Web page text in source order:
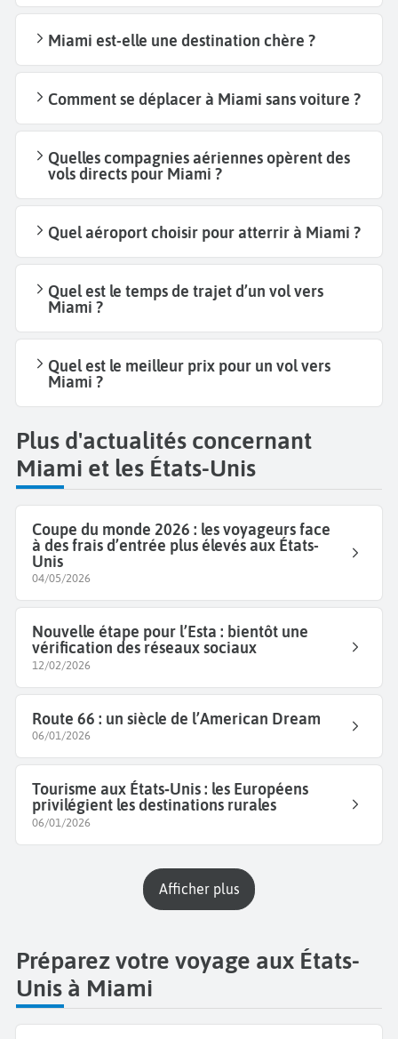
Miami est-elle une destination chère ?
Comment se déplacer à Miami sans voiture ?
Quelles compagnies aériennes opèrent des
vols directs pour Miami ?
Quel aéroport choisir pour atterrir à Miami ?
Quel est le temps de trajet d’un vol vers
Miami ?
Quel est le meilleur prix pour un vol vers
Miami ?
Plus d'actualités concernant
Miami et les États-Unis
Coupe du monde 2026 : les voyageurs face
à des frais d’entrée plus élevés aux États-
Unis
04/05/2026
Nouvelle étape pour l’Esta : bientôt une
vérification des réseaux sociaux
12/02/2026
Route 66 : un siècle de l’American Dream
06/01/2026
Tourisme aux États‑Unis : les Européens
privilégient les destinations rurales
06/01/2026
Afficher plus
Préparez votre voyage aux États-
Unis à Miami